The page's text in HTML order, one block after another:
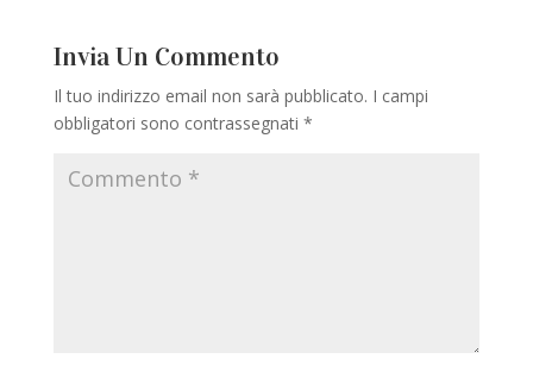
Invia Un Commento
Il tuo indirizzo email non sarà pubblicato. I campi
obbligatori sono contrassegnati *